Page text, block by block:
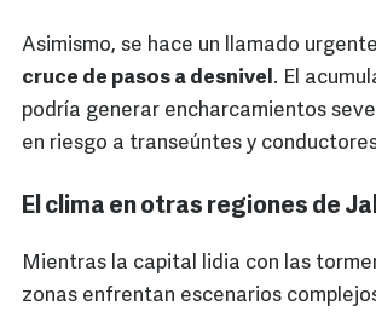
Asimismo, se hace un llamado
cruce de pasos a desnivel. El
podría generar encharcamientos
en riesgo a transeúntes y
El clima en otras regiones de
Mientras la capital lidia con las
zonas enfrentan escenarios